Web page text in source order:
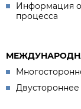
Информация о
процесса
Двустороннее